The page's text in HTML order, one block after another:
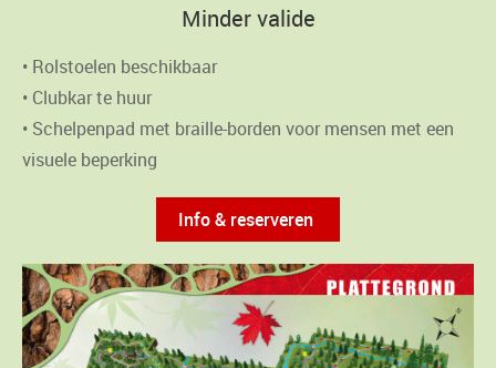
Minder valide
• Rolstoelen beschikbaar
• Clubkar te huur
• Schelpenpad met braille-borden voor mensen met een
visuele beperking
Info & reserveren